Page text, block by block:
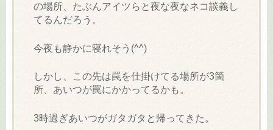
の場所、たぶんアイツらと夜な夜なネコ談義し
てるんだろう。
今夜も静かに寝れそう(^^)
しかし、この先は罠を仕掛けてる場所が3箇
所、あいつが罠にかかってるかも。
3時過ぎあいつがガタガタと帰ってきた。